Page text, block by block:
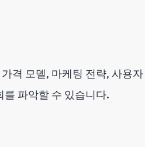
격 모델, 마케팅 전략, 사용
파악할 수 있습니다.